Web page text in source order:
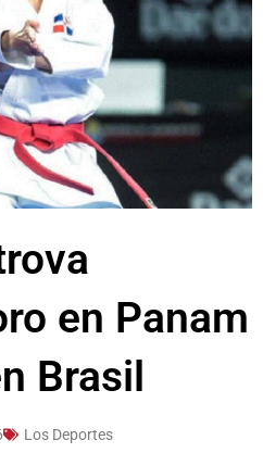
en Panam
Brasil
Los Deportes